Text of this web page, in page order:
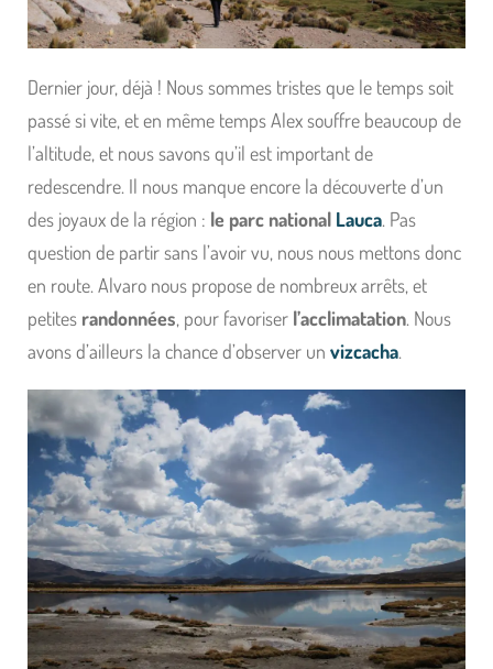
Dernier jour, déjà ! Nous sommes tristes que le temps soit
passé si vite, et en même temps Alex souffre beaucoup de
l’altitude, et nous savons qu’il est important de
redescendre. Il nous manque encore la découverte d’un
des joyaux de la région : le parc national Lauca. Pas
question de partir sans l’avoir vu, nous nous mettons donc
en route. Alvaro nous propose de nombreux arrêts, et
petites randonnées, pour favoriser l’acclimatation. Nous
avons d’ailleurs la chance d’observer un vizcacha.